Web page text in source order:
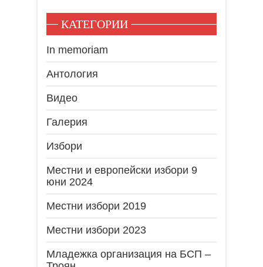
КАТЕГОРИИ
In memoriam
Антология
Видео
Галерия
Избори
Местни и европейски избори 9
юни 2024
Местни избори 2019
Местни избори 2023
Младежка организация на БСП –